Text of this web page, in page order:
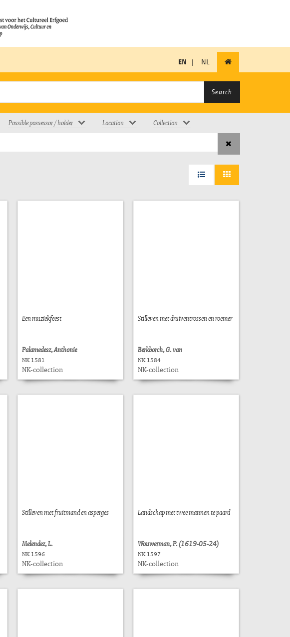
EN | NL
Search
Possible possessor / holder Location Collection
Een muziekfeest
Palamedesz, Anthonie
NK 1581
NK-collection
Stilleven met druiventrossen en roemer
Berkborch, G. van
NK 1584
NK-collection
Stilleven met fruitmand en asperges
Melendez, L.
NK 1596
NK-collection
Landschap met twee mannen te paard
Wouwerman, P. (1619-05-24)
NK 1597
NK-collection